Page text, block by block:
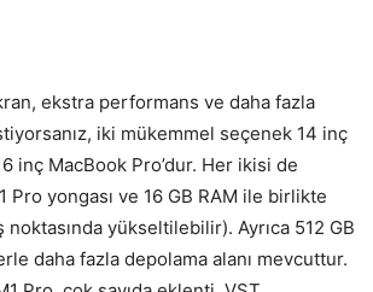
ekstra performans ve daha fazla
iki mükemmel seçenek 14 inç
inç MacBook Pro’dur. Her ikisi de
Pro yongası ve 16 GB RAM ile birlikte
yükseltilebilir). Ayrıca 512 GB
daha fazla depolama alanı mevcuttur.